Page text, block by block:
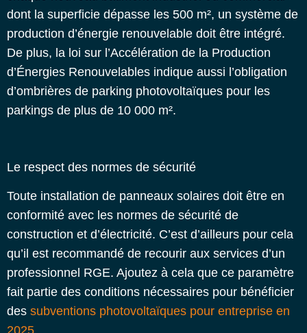
dont la superficie dépasse les 500 m², un système de
production d’énergie renouvelable doit être intégré.
De plus, la loi sur l’Accélération de la Production
d’Énergies Renouvelables indique aussi l’obligation
d’ombrières de parking photovoltaïques pour les
parkings de plus de 10 000 m².
Le respect des normes de sécurité
Toute installation de panneaux solaires doit être en
conformité avec les normes de sécurité de
construction et d’électricité. C’est d’ailleurs pour cela
qu’il est recommandé de recourir aux services d’un
professionnel RGE. Ajoutez à cela que ce paramètre
fait partie des conditions nécessaires pour bénéficier
des subventions photovoltaïques pour entreprise en
2025